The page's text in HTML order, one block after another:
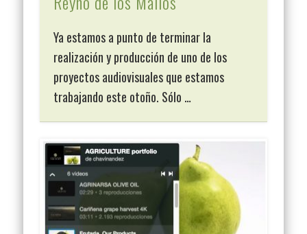
Ya estamos a punto de terminar la
realización y producción de uno de los
proyectos audiovisuales que estamos
trabajando este otoño. Sólo …